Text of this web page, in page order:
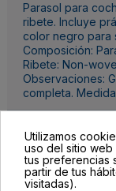
Parasol para
ribete. Incluye
color negro para
Composición:
Ribete: Non-
Observaciones:
completa.
Detalles del
Utilizamos
uso del sitio
tus preferencias
partir de tus
visitadas).